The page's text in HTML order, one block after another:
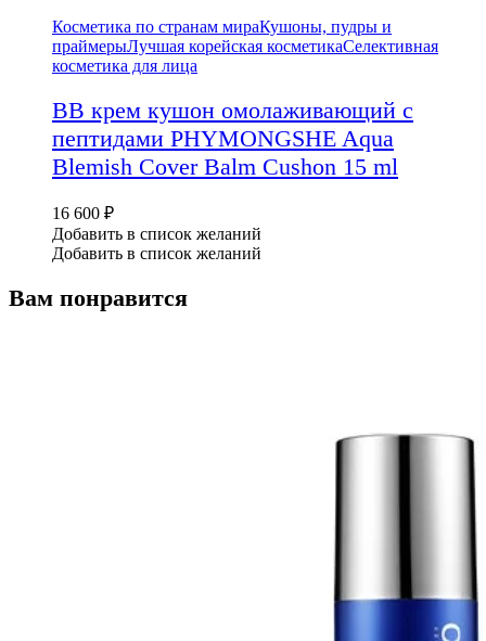
Косметика по странам мираКушоны, пудры и
праймерыЛучшая корейская косметикаСелективная
косметика для лица
BB крем кушон омолаживающий с
пептидами PHYMONGSHE Aqua
Blemish Cover Balm Cushon 15 ml
16 600 ₽
Добавить в список желаний
Добавить в список желаний
Вам понравится